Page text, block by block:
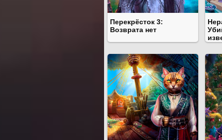
Перекрёсток 3:
Возврата нет